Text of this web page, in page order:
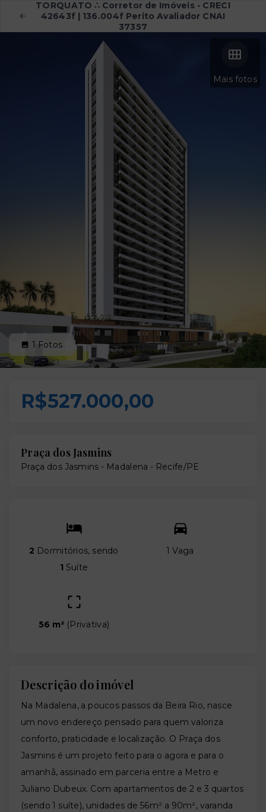
TORQUATO ∴ Corretor de Imóveis - CRECI
42643f | 136.004f Perito Avaliador CNAI
37357
Mais fotos
1 Fotos
R$527.000,00
Praça dos Jasmins
Praça dos Jasmins - Madalena - Recife/PE
2 Dormitórios, sendo
1 Suíte
1 Vaga
56 m² (Privativa)
Descrição do imóvel
Na Madalena, a poucos passos da Beira Rio, nasce
um novo endereço pensado para quem valoriza
conforto, praticidade e localização. O Praça dos
Jasmins é um projeto feito para o agora e para o
amanhã, assinado em parceria entre a Metro e
Juliano Dubeux. Com apartamentos de 2 e 3 quartos
(sendo 1 suíte), unidades de 56m² a 90m², varanda